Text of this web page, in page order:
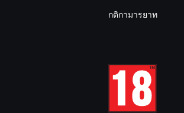
กติกามารยาท